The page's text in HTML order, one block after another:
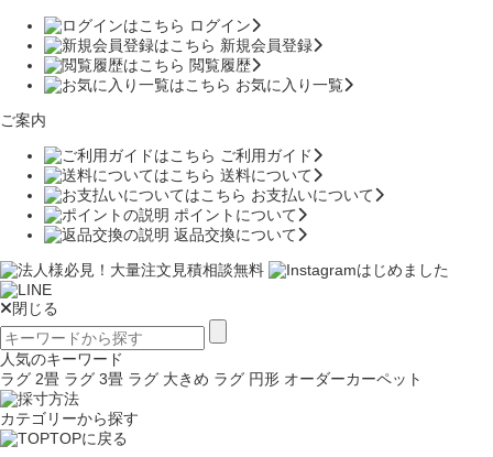
ログイン
新規会員登録
閲覧履歴
お気に入り一覧
ご案内
ご利用ガイド
送料について
お支払いについて
ポイントについて
返品交換について
閉じる
人気のキーワード
ラグ 2畳 ラグ 3畳 ラグ 大きめ ラグ 円形 オーダーカーペット
カテゴリーから探す
TOPに戻る